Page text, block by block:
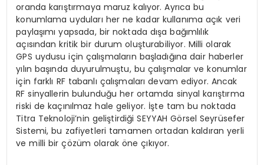
oranda karıştırmaya maruz kalıyor. Ayrıca bu
konumlama uyduları her ne kadar kullanıma açık veri
paylaşımı yapsada, bir noktada dışa bağımlılık
açısından kritik bir durum oluşturabiliyor. Milli olarak
GPS uydusu için çalışmaların başladığına dair haberler
yılın başında duyurulmuştu, bu çalışmalar ve konumlar
için farklı RF tabanlı çalışmaları devam ediyor. Ancak
RF sinyallerin bulunduğu her ortamda sinyal karıştırma
riski de kaçınılmaz hale geliyor. İşte tam bu noktada
Titra Teknoloji’nin geliştirdiği SEYYAH Görsel Seyrüsefer
Sistemi, bu zafiyetleri tamamen ortadan kaldıran yerli
ve milli bir çözüm olarak öne çıkıyor.